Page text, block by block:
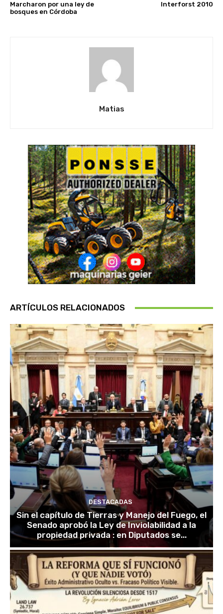
Marcharon por una ley de
bosques en Córdoba
Interforst 2010
Matias
ARTÍCULOS RELACIONADOS
DESTACADAS
Sin el capítulo de Tierras y Manejo del Fuego, el
Senado aprobó la Ley de Inviolabilidad a la
propiedad privada : en Diputados se...